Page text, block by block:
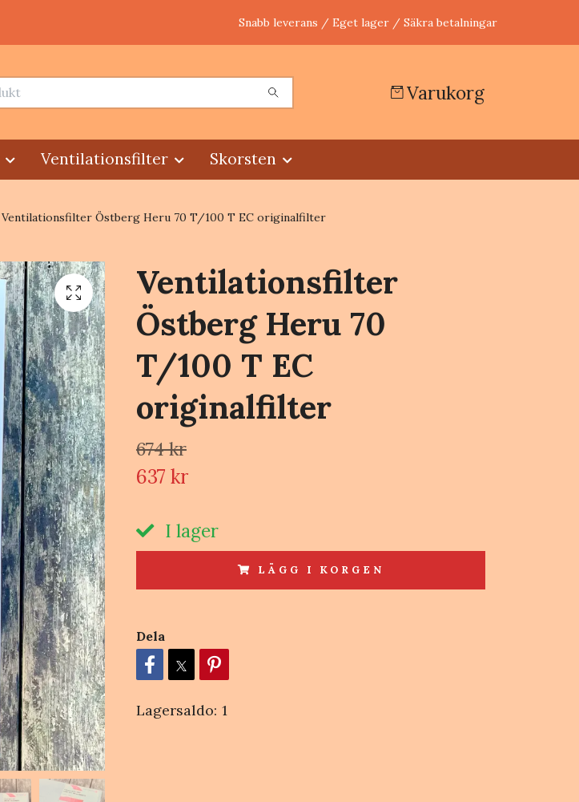
Snabb leverans / Eget lager / Säkra betalningar
Varukorg
Ventilationsfilter Skorsten
Ventilationsfilter Östberg Heru 70 T/100 T EC originalfilter
Ventilationsfilter
Östberg Heru 70
T/100 T EC
originalfilter
674 kr
637 kr
I lager
LÄGG I KORGEN
Dela
Lagersaldo: 1